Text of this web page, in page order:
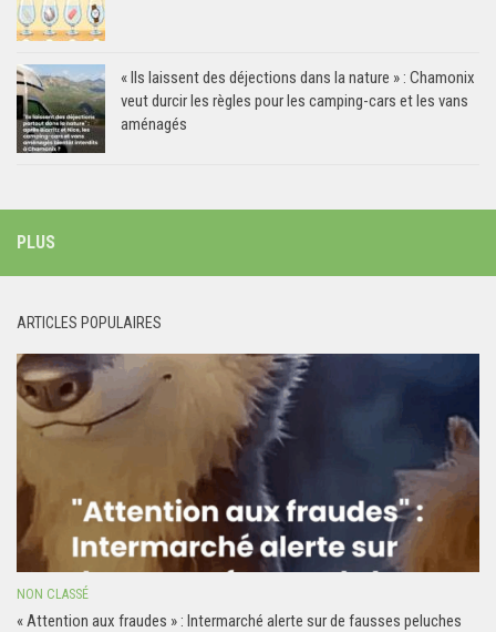
« Ils laissent des déjections dans la nature » : Chamonix
veut durcir les règles pour les camping-cars et les vans
aménagés
PLUS
ARTICLES POPULAIRES
NON CLASSÉ
« Attention aux fraudes » : Intermarché alerte sur de fausses peluches